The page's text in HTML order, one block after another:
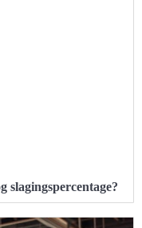
slagingspercentage?